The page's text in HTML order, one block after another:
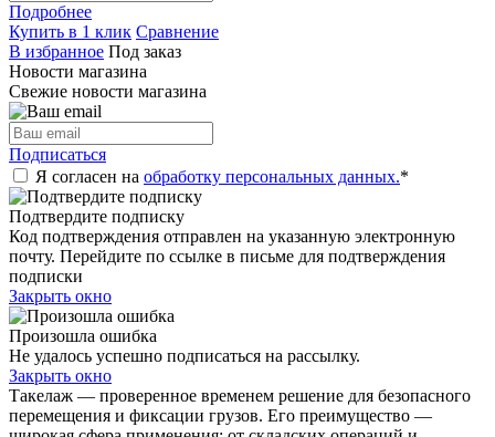
Подробнее
Купить в 1 клик Сравнение
В избранное Под заказ
Новости магазина
Свежие новости магазина
Подписаться
Я согласен на обработку персональных данных.*
Подтвердите подписку
Код подтверждения отправлен на указанную электронную
почту. Перейдите по ссылке в письме для подтверждения
подписки
Закрыть окно
Произошла ошибка
Не удалось успешно подписаться на рассылку.
Закрыть окно
Такелаж — проверенное временем решение для безопасного
перемещения и фиксации грузов. Его преимущество —